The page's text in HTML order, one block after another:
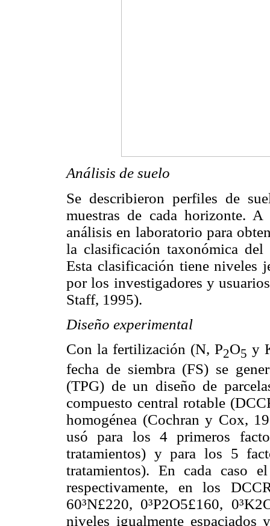
Análisis de suelo
Se describieron perfiles de
muestras de cada horizonte.
análisis en laboratorio para
la clasificación taxonómica
Esta clasificación tiene niveles
por los investigadores y
Staff, 1995).
Diseño experimental
Con la fertilización (N, P2O5 y
fecha de siembra (FS) se
(TPG) de un diseño de
compuesto central rotable
homogénea (Cochran y Cox,
usó para los 4 primeros
tratamientos) y para los 5
tratamientos). En cada caso
respectivamente, en los
60³N£220, 0³P2O5£160, 0³
niveles igualmente